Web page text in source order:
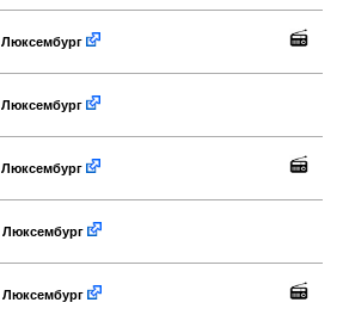
Люксембург
Люксембург
Люксембург
Люксембург
Люксембург